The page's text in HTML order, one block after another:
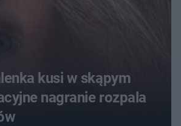
kusi w skąpym
nagranie rozpala